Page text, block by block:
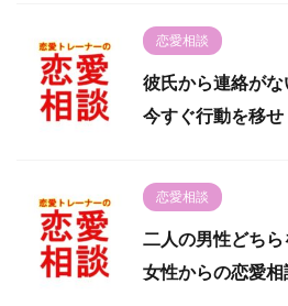
恋愛相談
彼氏から連絡が
今すぐ行動を移せ
恋愛相談
二人の男性どち
女性からの恋愛相